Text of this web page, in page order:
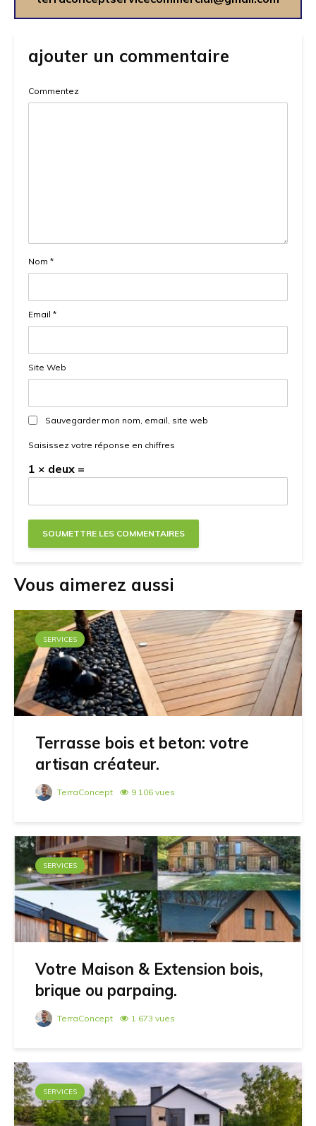
ajouter un commentaire
Commentez
Nom *
Email *
Site Web
Sauvegarder mon nom, email, site web
Saisissez votre réponse en chiffres
1 × deux =
Vous aimerez aussi
SERVICES
Terrasse bois et beton: votre
artisan créateur.
TerraConcept 9 106 vues
SERVICES
Votre Maison & Extension bois,
brique ou parpaing.
TerraConcept 1 673 vues
SERVICES